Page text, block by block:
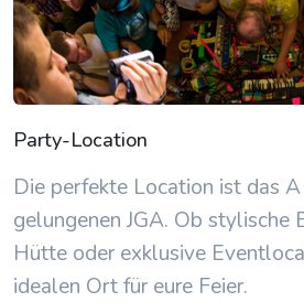
Party-Location
Die perfekte Location ist das
gelungenen JGA. Ob stylische
Hütte oder exklusive
idealen Ort für eure Feier.